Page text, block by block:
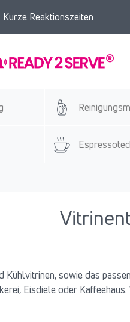
Kurze Reaktionszeiten
sowie das
Eisdiele oder